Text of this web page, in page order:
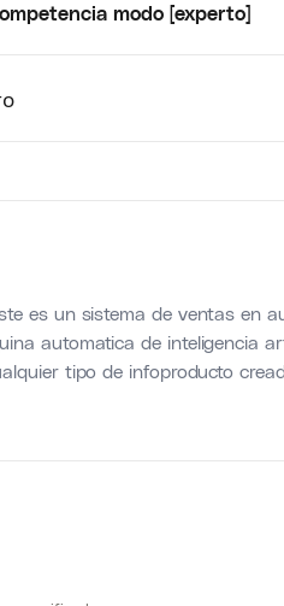
es un sistema de ventas en
automatica de inteligencia
tipo de infoproducto
modo [experto]